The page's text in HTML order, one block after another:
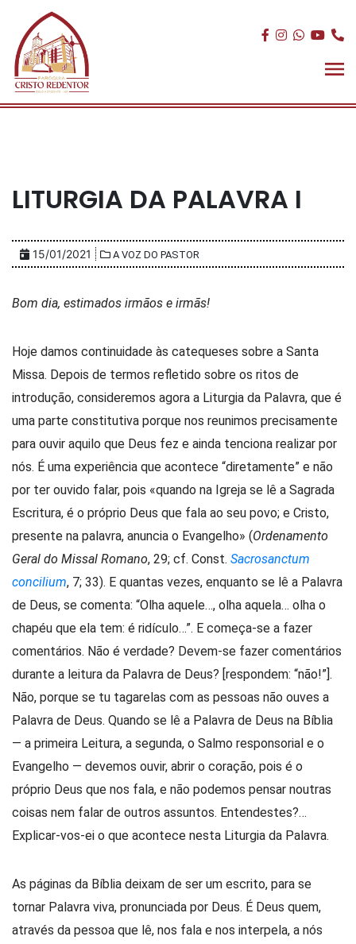
LITURGIA DA PALAVRA I
15/01/2021 A VOZ DO PASTOR
Bom dia, estimados irmãos e irmãs!
Hoje damos continuidade às catequeses sobre a Santa
Missa. Depois de termos refletido sobre os ritos de
introdução, consideremos agora a Liturgia da Palavra, que é
uma parte constitutiva porque nos reunimos precisamente
para ouvir aquilo que Deus fez e ainda tenciona realizar por
nós. É uma experiência que acontece “diretamente” e não
por ter ouvido falar, pois «quando na Igreja se lê a Sagrada
Escritura, é o próprio Deus que fala ao seu povo; e Cristo,
presente na palavra, anuncia o Evangelho» (Ordenamento
Geral do Missal Romano, 29; cf. Const. Sacrosanctum
concilium, 7; 33). E quantas vezes, enquanto se lê a Palavra
de Deus, se comenta: “Olha aquele…, olha aquela… olha o
chapéu que ela tem: é ridículo…”. E começa-se a fazer
comentários. Não é verdade? Devem-se fazer comentários
durante a leitura da Palavra de Deus? [respondem: “não!”].
Não, porque se tu tagarelas com as pessoas não ouves a
Palavra de Deus. Quando se lê a Palavra de Deus na Bíblia
— a primeira Leitura, a segunda, o Salmo responsorial e o
Evangelho — devemos ouvir, abrir o coração, pois é o
próprio Deus que nos fala, e não podemos pensar noutras
coisas nem falar de outros assuntos. Entendestes?…
Explicar-vos-ei o que acontece nesta Liturgia da Palavra.
As páginas da Bíblia deixam de ser um escrito, para se
tornar Palavra viva, pronunciada por Deus. É Deus quem,
através da pessoa que lê, nos fala e nos interpela, a nós